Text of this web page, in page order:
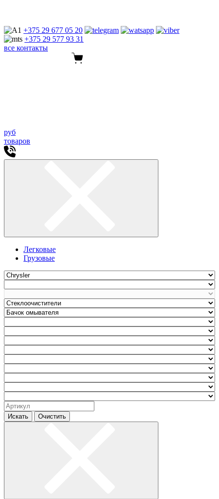
+375 29 677 05 20
+375 29 577 93 31
все контакты
руб
товаров
Легковые
Грузовые
Искать Очистить